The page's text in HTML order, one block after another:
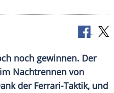
noch gewinnen. Der
Nachtrennen von
der Ferrari-Taktik, und